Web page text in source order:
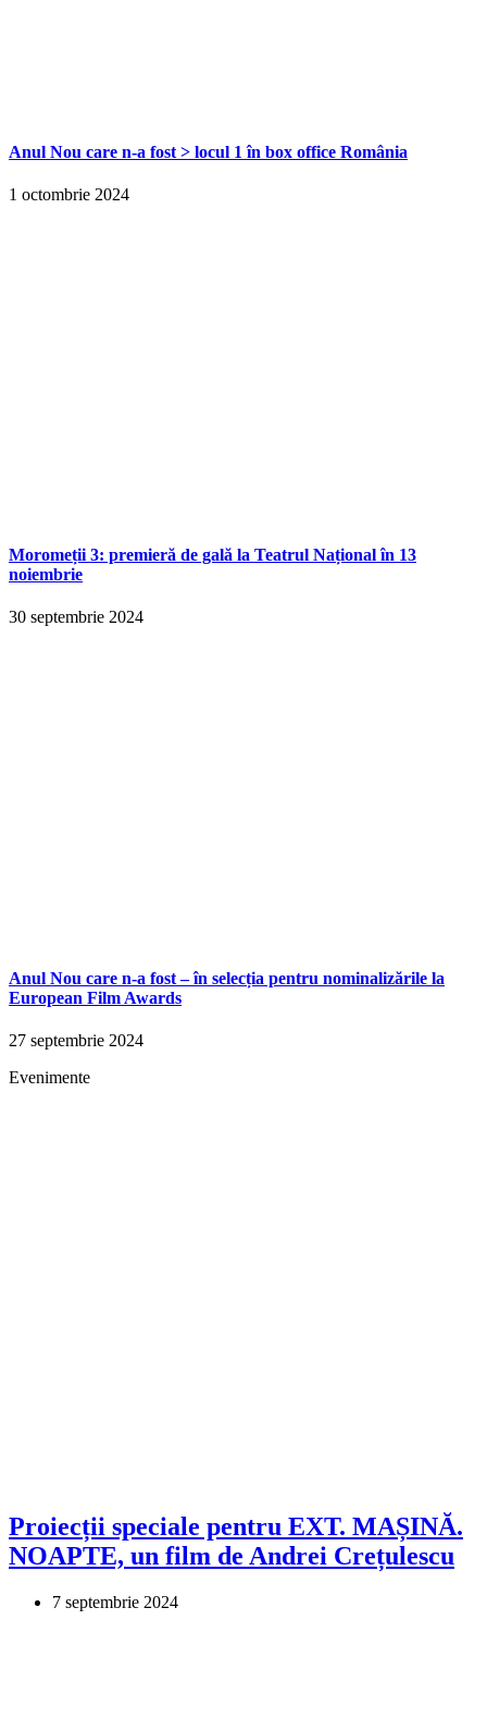
Anul Nou care n-a fost > locul 1 în box office România
1 octombrie 2024
Moromeții 3: premieră de gală la Teatrul Național în 13
noiembrie
30 septembrie 2024
Anul Nou care n-a fost – în selecția pentru nominalizările la
European Film Awards
27 septembrie 2024
Evenimente
Proiecții speciale pentru EXT. MAȘINĂ.
NOAPTE, un film de Andrei Crețulescu
7 septembrie 2024